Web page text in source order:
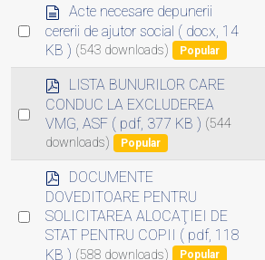
n
Select
item
d
o
c
u
m
e
n
t
Acte necesare depunerii
cererii de ajutor social ( docx, 14
KB ) (543 downloads) Popular
Select
p
d
f
LISTA BUNURILOR CARE
CONDUC LA EXCLUDEREA
VMG, ASF ( pdf, 377 KB ) (544
downloads)
Popular
Select
p
d
f
DOCUMENTE
DOVEDITOARE PENTRU
SOLICITAREA ALOCAŢIEI DE
STAT PENTRU COPII
( pdf, 118
KB ) (588 downloads) Popular